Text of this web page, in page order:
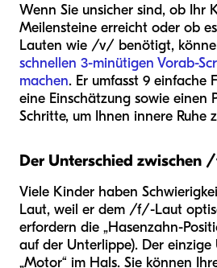
Wenn Sie unsicher sind, ob Ihr
Meilensteine erreicht oder ob
Lauten wie /v/ benötigt,
schnellen 3-minütigen Vorab-
machen. Er umfasst 9 einfache
eine Einschätzung sowie einen
Schritte, um Ihnen innere Ruhe
Der Unterschied
Viele Kinder haben
Laut, weil er dem /f/-Laut
erfordern die „Hasenzahn-
auf der Unterlippe). Der
„Motor“ im Hals. Sie können